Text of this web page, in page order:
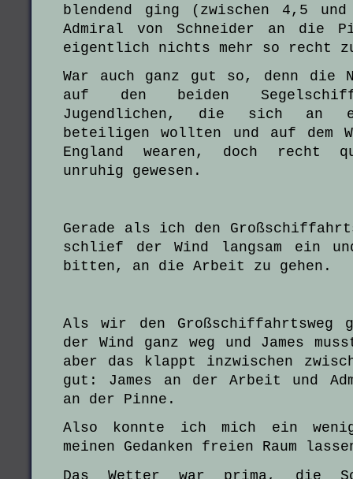
blendend ging (zwischen 4,5
Admiral von Schneider an die
eigentlich nichts mehr so recht
War auch ganz gut so, denn die
auf den beiden
Jugendlichen, die sich an
beteiligen wollten und auf dem
England wearen, doch recht
unruhig gewesen.
Gerade als ich den
schlief der Wind langsam ein
bitten, an die Arbeit zu gehen.
Als wir den Großschiffahrtsweg
der Wind ganz weg und James
aber das klappt inzwischen
gut: James an der Arbeit und
an der Pinne.
Also konnte ich mich ein
meinen Gedanken freien Raum
Das Wetter war prima, die